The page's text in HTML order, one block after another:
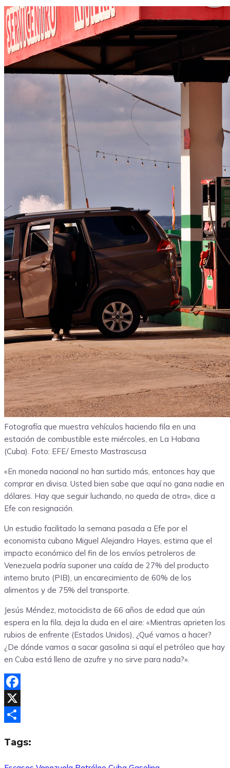
Fotografía que muestra vehículos haciendo fila en una
estación de combustible este miércoles, en La Habana
(Cuba). Foto: EFE/ Ernesto Mastrascusa
«En moneda nacional no han surtido más, entonces hay que
comprar en divisa. Usted bien sabe que aquí no gana nadie en
dólares. Hay que seguir luchando, no queda de otra», dice a
Efe con resignación.
Un estudio facilitado la semana pasada a Efe por el
economista cubano Miguel Alejandro Hayes, estima que el
impacto económico del fin de los envíos petroleros de
Venezuela podría suponer una caída de 27% del producto
interno bruto (PIB), un encarecimiento de 60% de los
alimentos y de 75% del transporte.
Jesús Méndez, motociclista de 66 años de edad que aún
espera en la fila, deja la duda en el aire: «Mientras aprieten los
rubios de enfrente (Estados Unidos), ¿Qué vamos a hacer?
¿De dónde vamos a sacar gasolina si aquí el petróleo que hay
en Cuba está lleno de azufre y no sirve para nada?».
Facebook
X
Tags: